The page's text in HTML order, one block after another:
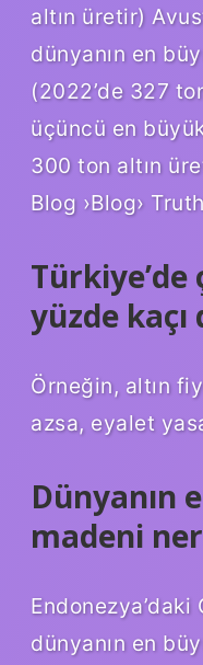
altın üretir)
dünyanın en
(2022’de 327
üçüncü en
300 ton altın
Blog ›Blog›
Türkiye’de
yüzde
Örneğin, altın
azsa, eyalet
Dünyanın
madeni
dünyanın en